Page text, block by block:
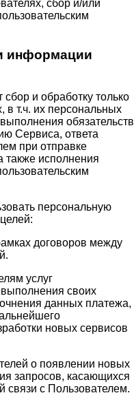
сбор и/или
информации
и обработку только
в т.ч. их персональных
обязательств
Сервиса, ответа
при отправке
исполнения
персональную
договоров между
услуг
своих
данных платежа,
новых сервисов
о появлении новых
запросов, касающихся
связи с Пользователем.